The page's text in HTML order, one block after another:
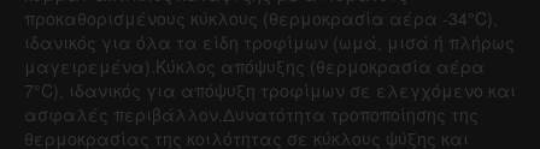
προκαθορισμένους κύκλους (θερμοκρασία αέρα -34°C),
ιδανικός για όλα τα είδη τροφίμων (ωμά, μισά ή πλήρως
μαγειρεμένα).Κύκλος απόψυξης (θερμοκρασία αέρα
7°C), ιδανικός για απόψυξη τροφίμων σε ελεγχόμενο και
ασφαλές περιβάλλον.Δυνατότητα τροποποίησης της
θερμοκρασίας της κοιλότητας σε κύκλους ψύξης και